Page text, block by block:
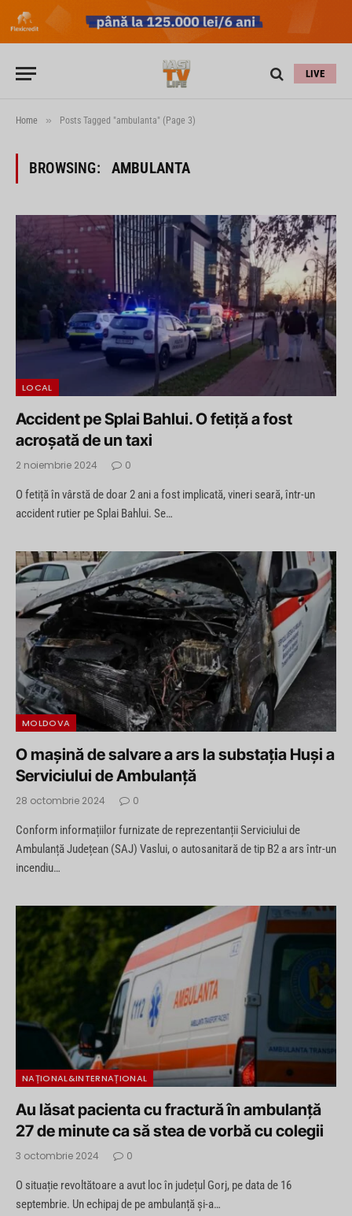
LIVE
Home » Posts Tagged "ambulanta" (Page 3)
BROWSING: AMBULANTA
LOCAL
Accident pe Splai Bahlui. O fetiță a fost
acroșată de un taxi
2 noiembrie 2024 0
O fetiță în vârstă de doar 2 ani a fost implicată, vineri seară, într-un
accident rutier pe Splai Bahlui. Se…
MOLDOVA
O maşină de salvare a ars la substaţia Huşi a
Serviciului de Ambulanţă
28 octombrie 2024 0
Conform informațiilor furnizate de reprezentanții Serviciului de
Ambulanță Județean (SAJ) Vaslui, o autosanitară de tip B2 a ars într-un
incendiu…
NAȚIONAL&INTERNAȚIONAL
Au lăsat pacienta cu fractură în ambulanță
27 de minute ca să stea de vorbă cu colegii
3 octombrie 2024 0
O situație revoltătoare a avut loc în județul Gorj, pe data de 16
septembrie. Un echipaj de pe ambulanță și-a…